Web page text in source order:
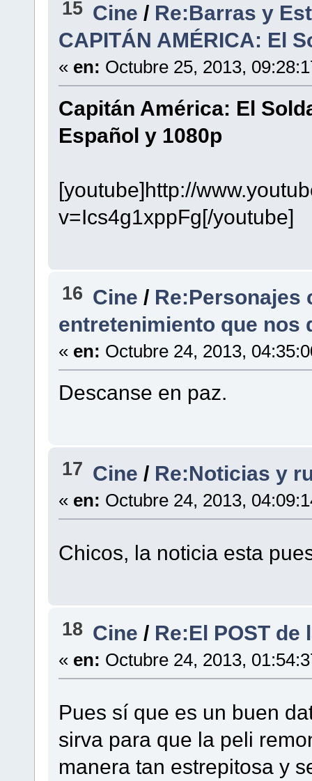
15 Cine / Re:Barras y
CAPITÁN AMÉRICA: El
« en: Octubre 25, 2013,
Capitán América: El
Español y 1080p
[youtube]http://
v=Ics4g1xppFg[/youtube]
16 Cine/ Re:Personajes
entretenimiento que nos
« en: Octubre 24, 2013,
Descanse en paz.
17 Cine / Re:Noticias y
« en: Octubre 24, 2013,
Chicos, la noticia esta
18 Cine/ Re:El POST de
« en: Octubre 24, 2013,
Pues sí que es un buen
sirva para que la peli
manera tan estrepitosa y